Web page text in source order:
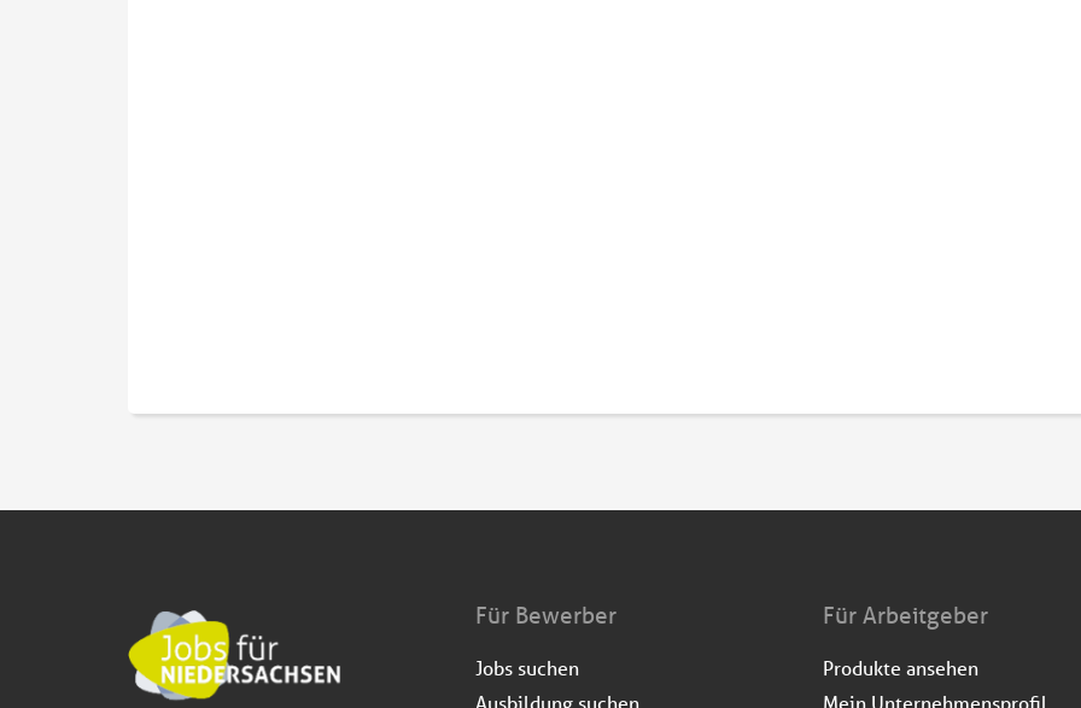
Für Bewerber
Jobs suchen
Ausbildung suchen
Für Arbeitgeber
Produkte ansehen
Mein Unternehmensprofil